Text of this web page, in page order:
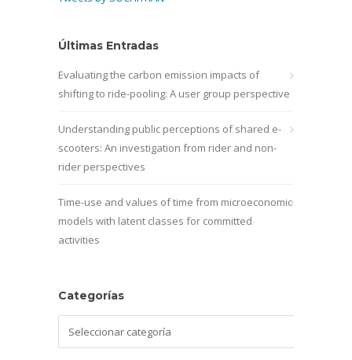
Últimas Entradas
Evaluating the carbon emission impacts of
shifting to ride-pooling: A user group perspective
Understanding public perceptions of shared e-
scooters: An investigation from rider and non-
rider perspectives
Time-use and values of time from microeconomic
models with latent classes for committed
activities
Categorías